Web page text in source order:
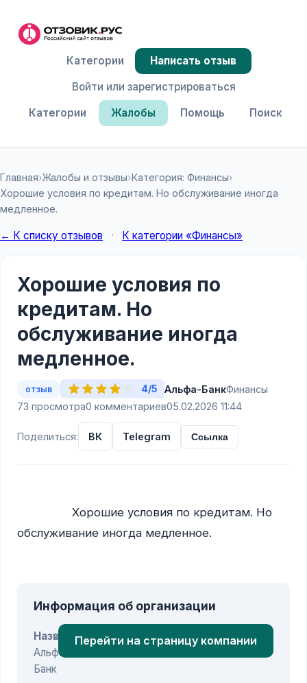
Категории Жалобы Помощь Поиск
Категории
Написать отзыв
Войти или зарегистрироваться
Главная›Жалобы и отзывы›Категория: Финансы›
Хорошие условия по кредитам. Но обслуживание иногда
медленное.
← К списку отзывов · К категории «Финансы»
Хорошие условия по
кредитам. Но
обслуживание иногда
медленное.
отзыв 4/5 Альфа-БанкФинансы
73 просмотра0 комментариев05.02.2026 11:44
Поделиться: ВК Telegram Ссылка
обслуживание иногда медленное.
Информация об организации
Название:
Альфа-
Банк
Перейти на страницу компании